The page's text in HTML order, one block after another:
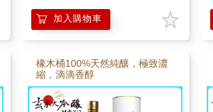
加入購物車
橡木桶100%天然純釀，極致濃
縮，滴滴香醇